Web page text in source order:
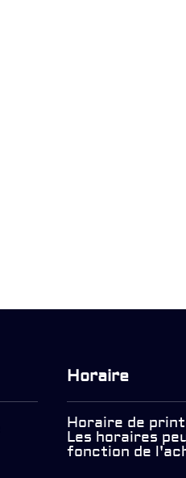
Horaire
Horaire de
Les horaires
fonction de